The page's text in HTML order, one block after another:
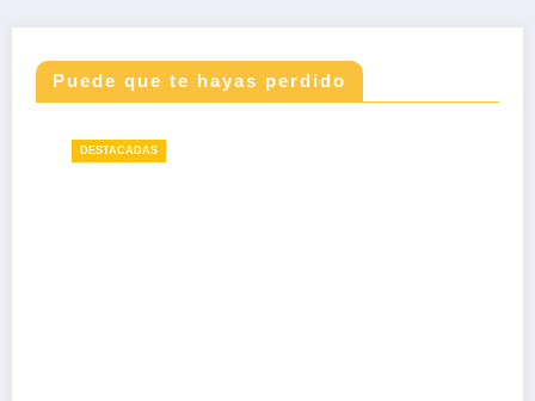
Puede que te hayas perdido
DESTACADAS